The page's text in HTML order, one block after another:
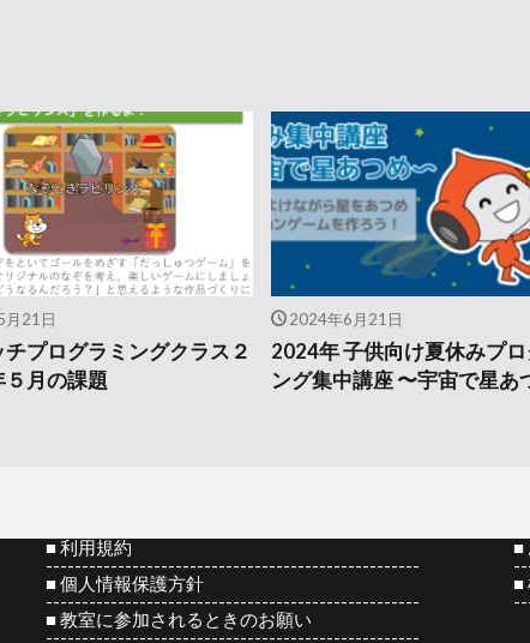
月21日
チプログラミングクラス２
５月の課題
2024年6月21日
2024年 子供向け夏休みプ
ング集中講座 〜宇宙で星あ
■ 利用規約
----------------------------------------------------
■ 個人情報保護方針
----------------------------------------------------
■ 教室に参加されるときのお願い
----------------------------------------------------
■
■